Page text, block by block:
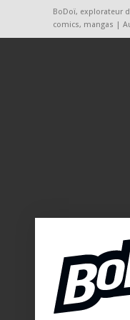
BoDoï, explorateur
comics, mangas |